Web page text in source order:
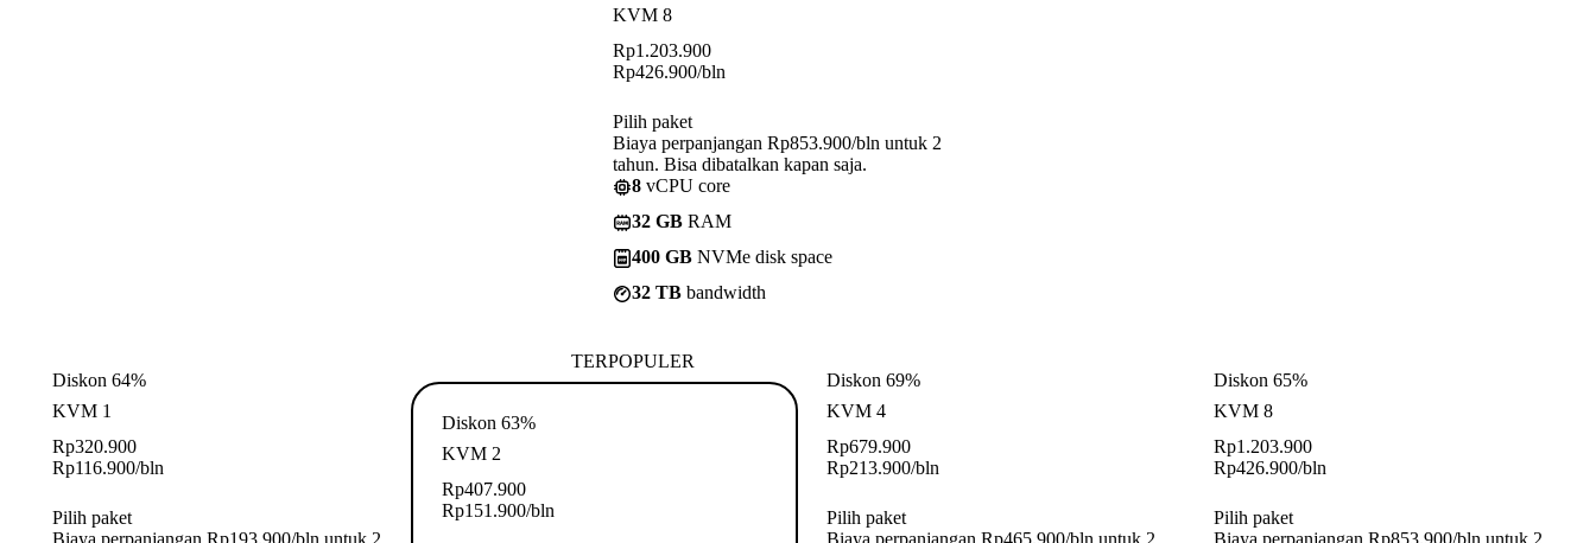
KVM 8
Rp1.203.900
Rp426.900/bln
Pilih paket
Biaya perpanjangan Rp853.900/bln untuk 2
tahun. Bisa dibatalkan kapan saja.
8 vCPU core
32 GB RAM
400 GB NVMe disk space
32 TB bandwidth
Diskon 64%
KVM 1
Rp320.900
Rp116.900/bln
Pilih paket
Biaya perpanjangan Rp193.900/bln untuk 2
TERPOPULER
Diskon 63%
KVM 2
Rp407.900
Rp151.900/bln
Diskon 69%
KVM 4
Rp679.900
Rp213.900/bln
Pilih paket
Biaya perpanjangan Rp465.900/bln untuk 2
Diskon 65%
KVM 8
Rp1.203.900
Rp426.900/bln
Pilih paket
Biaya perpanjangan Rp853.900/bln untuk 2